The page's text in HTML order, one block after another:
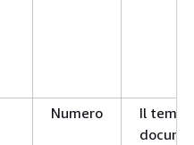
Numero
Il